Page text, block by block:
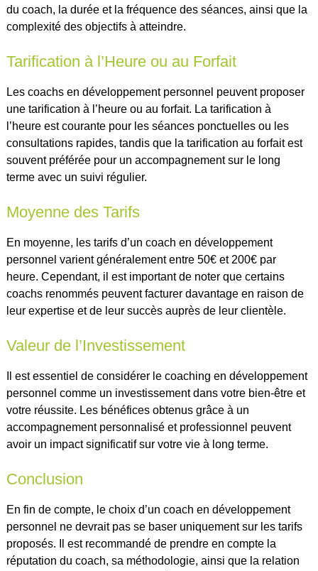
du coach, la durée et la fréquence des séances, ainsi que la
complexité des objectifs à atteindre.
Tarification à l’Heure ou au Forfait
Les coachs en développement personnel peuvent proposer
une tarification à l’heure ou au forfait. La tarification à
l’heure est courante pour les séances ponctuelles ou les
consultations rapides, tandis que la tarification au forfait est
souvent préférée pour un accompagnement sur le long
terme avec un suivi régulier.
Moyenne des Tarifs
En moyenne, les tarifs d’un coach en développement
personnel varient généralement entre 50€ et 200€ par
heure. Cependant, il est important de noter que certains
coachs renommés peuvent facturer davantage en raison de
leur expertise et de leur succès auprès de leur clientèle.
Valeur de l’Investissement
Il est essentiel de considérer le coaching en développement
personnel comme un investissement dans votre bien-être et
votre réussite. Les bénéfices obtenus grâce à un
accompagnement personnalisé et professionnel peuvent
avoir un impact significatif sur votre vie à long terme.
Conclusion
En fin de compte, le choix d’un coach en développement
personnel ne devrait pas se baser uniquement sur les tarifs
proposés. Il est recommandé de prendre en compte la
réputation du coach, sa méthodologie, ainsi que la relation